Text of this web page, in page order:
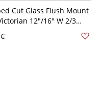
Cut Glass Flush Mount
12"/16" W 2/3
Lighting - Blau 110V-